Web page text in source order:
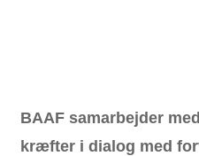
BAAF samarbejder
kræfter i dialog med